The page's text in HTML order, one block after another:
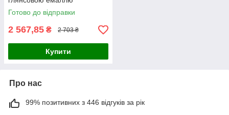
ЧЕРВОНОГО кольору,
d=360мм, h=80мм
Готово до відправки
2 567,85 ₴ 2 703 ₴
Купити
Про нас
99% позитивних з 446 відгуків за рік